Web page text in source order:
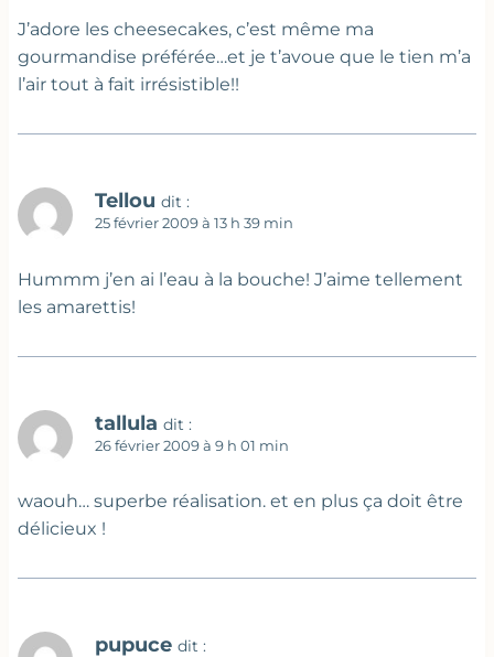
J’adore les cheesecakes, c’est même ma
gourmandise préférée…et je t’avoue que le tien m’a
l’air tout à fait irrésistible!!
Tellou dit :
25 février 2009 à 13 h 39 min
Hummm j’en ai l’eau à la bouche! J’aime tellement
les amarettis!
tallula dit :
26 février 2009 à 9 h 01 min
waouh… superbe réalisation. et en plus ça doit être
délicieux !
pupuce dit :